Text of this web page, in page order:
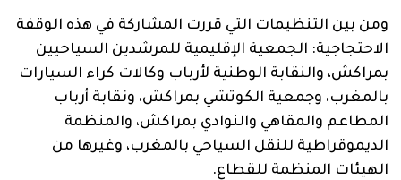
ومن بين التنظيمات التي قررت المشاركة في هذه الوقفة
الاحتجاجية: الجمعية الإقليمية للمرشدين السياحيين
بمراكش، والنقابة الوطنية لأرباب وكالات كراء السيارات
بالمغرب، وجمعية الكوتشي بمراكش، ونقابة أرباب
المطاعم والمقاهي والنوادي بمراكش، والمنظمة
الديموقراطية للنقل السياحي بالمغرب، وغيرها من
الهيئات المنظمة للقطاع.